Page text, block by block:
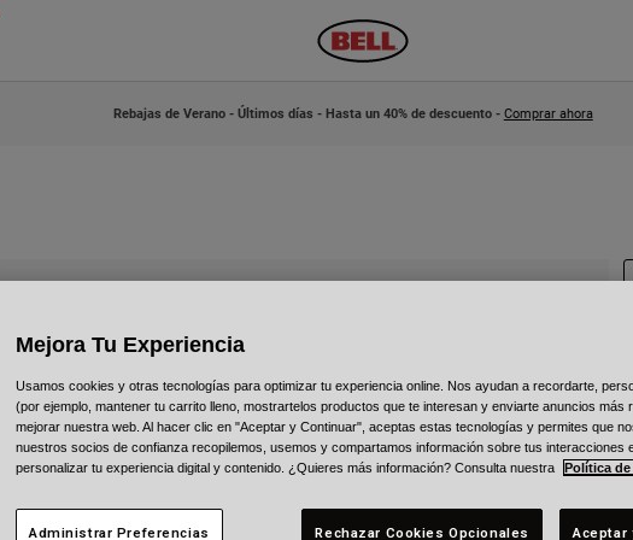
Rebajas de Verano - Últimos días - Hasta un 40% de descuento - Comprar ahora
Mejora Tu Experiencia
Usamos cookies y otras tecnologías para optimizar tu experiencia online. Nos ayudan a recordarte,
(por ejemplo, mantener tu carrito lleno, mostrartelos productos que te interesan y enviarte anuncios más
mejorar nuestra web. Al hacer clic en "Aceptar y Continuar", aceptas estas tecnologías y permites que
nuestros socios de confianza recopilemos, usemos y compartamos información sobre tus interacciones
personalizar tu experiencia digital y contenido. ¿Quieres más información? Consulta nuestra
Política de
Administrar Preferencias Rechazar Cookies Opcionales Aceptar